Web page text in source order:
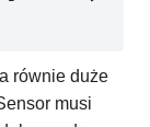
równie duże
musi